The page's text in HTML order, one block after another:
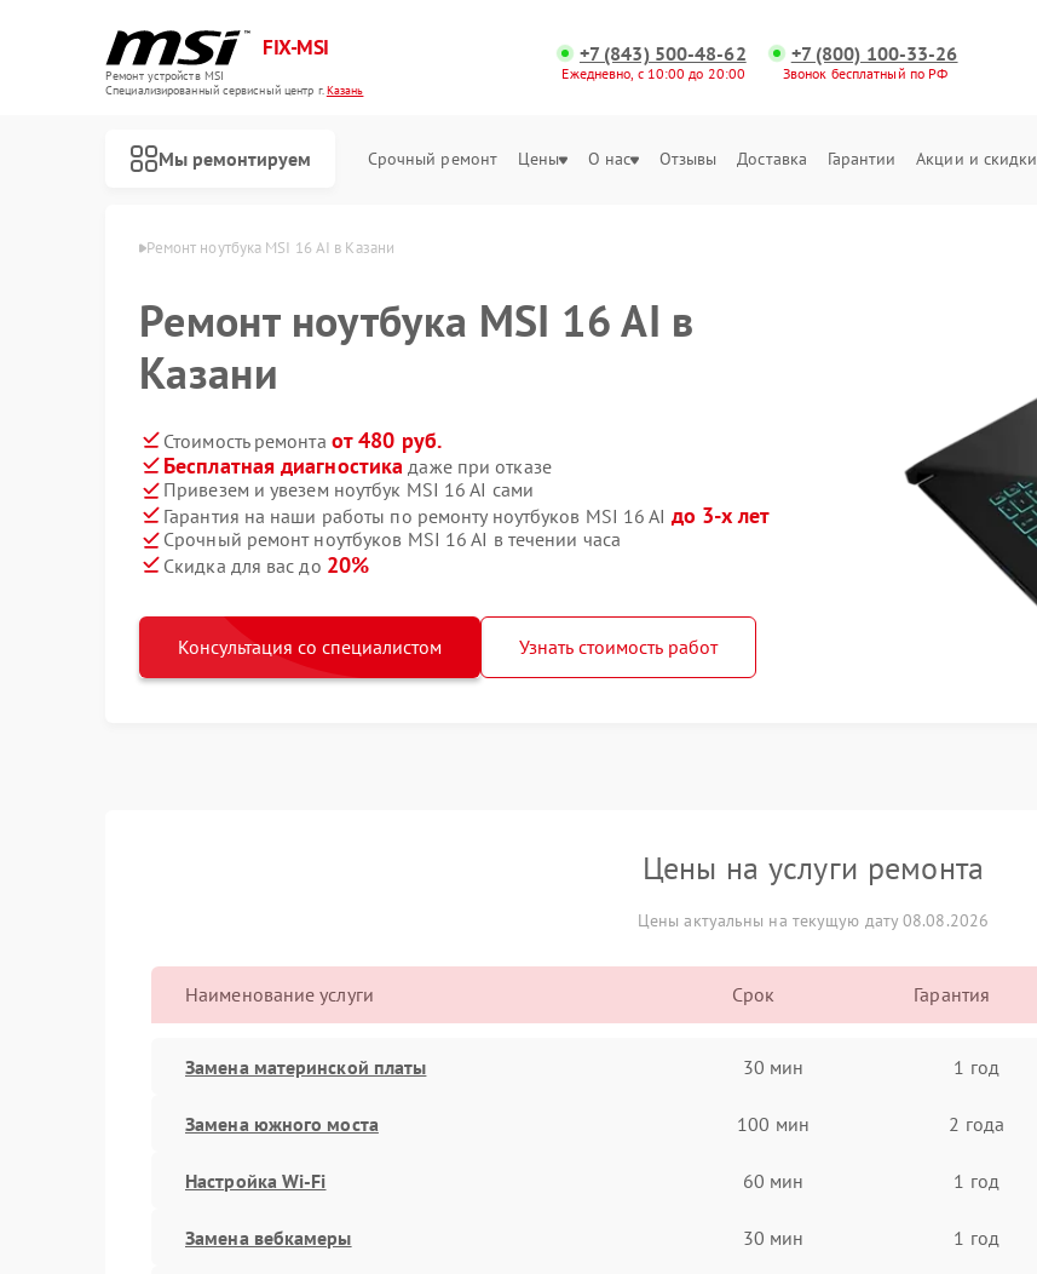
FIX-MSI
Ремонт устройств MSI
Специализированный cервисный центр г.Казань
+7 (843) 500-48-62
Ежедневно, с 10:00 до 20:00
+7 (800) 100-33-26
Звонок бесплатный по РФ
Мы ремонтируем Срочный ремонт Цены О нас Отзывы Доставка Гарантии Акции и скидки
Ремонт ноутбука MSI 16 AI в Казани
Ремонт ноутбука MSI 16 AI в
Казани
Стоимость ремонта от 480 руб.
Бесплатная диагностика даже при отказе
Привезем и увезем ноутбук MSI 16 AI сами
Гарантия на наши работы по ремонту ноутбуков MSI 16 AI до 3-х лет
Срочный ремонт ноутбуков MSI 16 AI в течении часа
Скидка для вас до 20%
Консультация со специалистом Узнать стоимость работ
Цены на услуги ремонта
Цены актуальны на текущую дату 08.08.2026
Наименование услуги Срок Гарантия
Замена материнской платы 30 мин 1 год
Замена южного моста 100 мин 2 года
Настройка Wi-Fi 60 мин 1 год
Замена вебкамеры 30 мин 1 год